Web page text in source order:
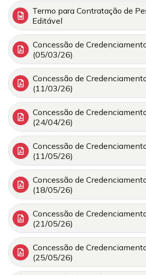
Termo para Contratação de
Editável
Concessão de
(05/03/26)
Concessão de
(11/03/26)
Concessão de
(24/04/26)
Concessão de
(11/05/26)
Concessão de
(18/05/26)
Concessão de
(21/05/26)
Concessão de
(25/05/26)